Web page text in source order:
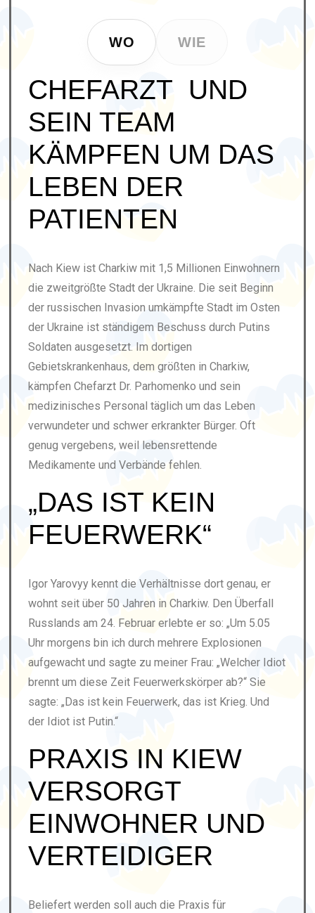
WO WIE
CHEFARZT UND
SEIN TEAM
KÄMPFEN UM DAS
LEBEN DER
PATIENTEN
Nach Kiew ist Charkiw mit 1,5 Millionen Einwohnern
die zweitgrößte Stadt der Ukraine. Die seit Beginn
der russischen Invasion umkämpfte Stadt im Osten
der Ukraine ist ständigem Beschuss durch Putins
Soldaten ausgesetzt. Im dortigen
Gebietskrankenhaus, dem größten in Charkiw,
kämpfen Chefarzt Dr. Parhomenko und sein
medizinisches Personal täglich um das Leben
verwundeter und schwer erkrankter Bürger. Oft
genug vergebens, weil lebensrettende
Medikamente und Verbände fehlen.
„DAS IST KEIN
FEUERWERK“
Igor Yarovyy kennt die Verhältnisse dort genau, er
wohnt seit über 50 Jahren in Charkiw. Den Überfall
Russlands am 24. Februar erlebte er so: „Um 5.05
Uhr morgens bin ich durch mehrere Explosionen
aufgewacht und sagte zu meiner Frau: „Welcher Idiot
brennt um diese Zeit Feuerwerkskörper ab?“ Sie
sagte: „Das ist kein Feuerwerk, das ist Krieg. Und
der Idiot ist Putin.“
PRAXIS IN KIEW
VERSORGT
EINWOHNER UND
VERTEIDIGER
Beliefert werden soll auch die Praxis für